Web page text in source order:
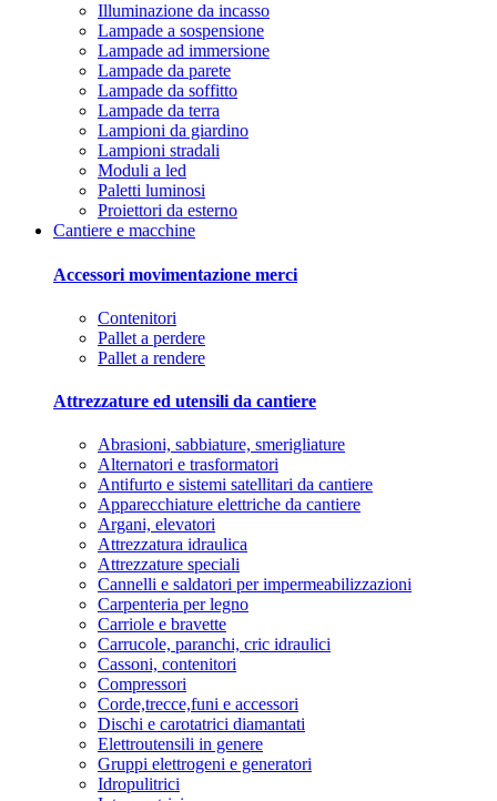
Illuminazione da incasso
Lampade a sospensione
Lampade ad immersione
Lampade da parete
Lampade da soffitto
Lampade da terra
Lampioni da giardino
Lampioni stradali
Moduli a led
Paletti luminosi
Proiettori da esterno
Cantiere e macchine
Accessori movimentazione merci
Contenitori
Pallet a perdere
Pallet a rendere
Attrezzature ed utensili da cantiere
Abrasioni, sabbiature, smerigliature
Alternatori e trasformatori
Antifurto e sistemi satellitari da cantiere
Apparecchiature elettriche da cantiere
Argani, elevatori
Attrezzatura idraulica
Attrezzature speciali
Cannelli e saldatori per impermeabilizzazioni
Carpenteria per legno
Carriole e bravette
Carrucole, paranchi, cric idraulici
Cassoni, contenitori
Compressori
Corde,trecce,funi e accessori
Dischi e carotatrici diamantati
Elettroutensili in genere
Gruppi elettrogeni e generatori
Idropulitrici